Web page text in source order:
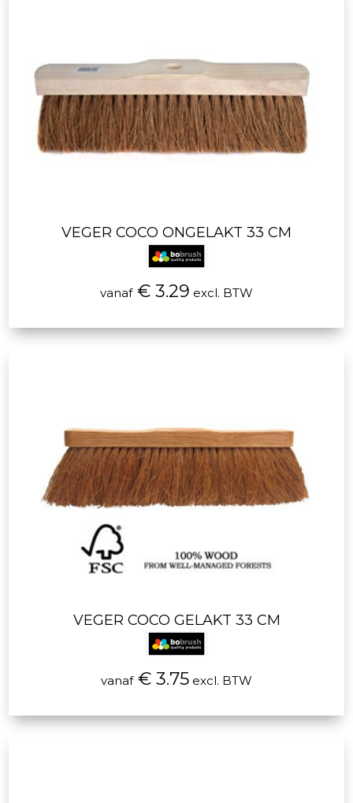
VEGER COCO ONGELAKT 33 CM
vanaf€ 3.29 excl. BTW
VEGER COCO GELAKT 33 CM
vanaf€ 3.75 excl. BTW